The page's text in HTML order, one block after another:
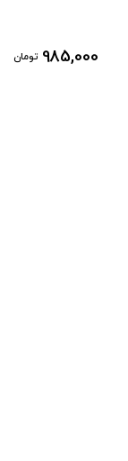
985,000 تومان